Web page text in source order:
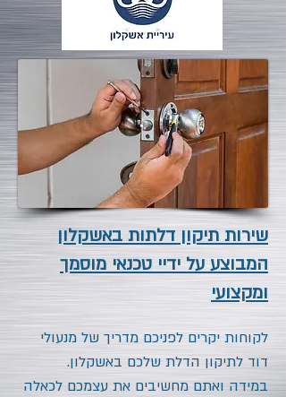
שירות תיקון דלתות באשקלון
המבוצע על ידיי טכנאי מוסמך
ומקצועי
לקוחות יקרים לפניכם מדריך של מנעולי
דוד לתיקון הדלת שלכם באשקלון.
במידה ואתם מחשיבים את עצמכם לכאלה